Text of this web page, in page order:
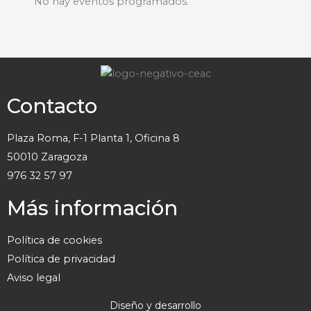
Contacto
Plaza Roma, F-1 Planta 1, Oficina 8
50010 Zaragoza
976 32 57 97
Más información
Política de cookies
Política de privacidad
Aviso legal
Diseño y desarrollo